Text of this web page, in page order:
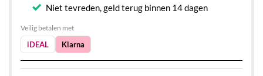
Niet tevreden, geld terug binnen 14 dagen
Veilig betalen met
iDEAL Klarna